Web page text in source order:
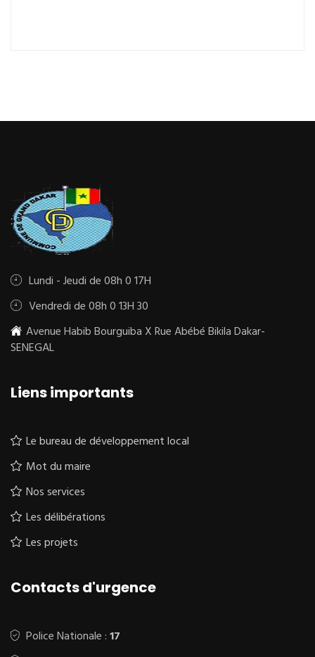
Lundi - Jeudi de 08h 0 17H
Vendredi de 08h 0 13H 30
Avenue Habib Bourguiba X Rue Abébé Bikila Dakar-
SENEGAL
Liens importants
Le bureau de développement local
Mot du maire
Nos services
Les délibérations
Les projets
Contacts d'urgence
Police Nationale :17